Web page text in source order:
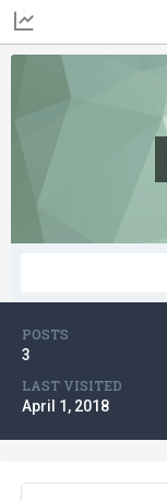
POSTS
3
LAST VISITED
April 1, 2018